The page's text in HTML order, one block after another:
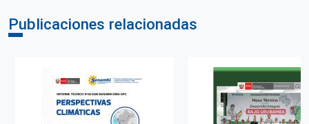
Publicaciones relacionadas